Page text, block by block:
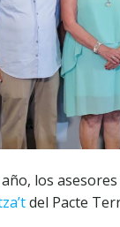
los
del Pacte